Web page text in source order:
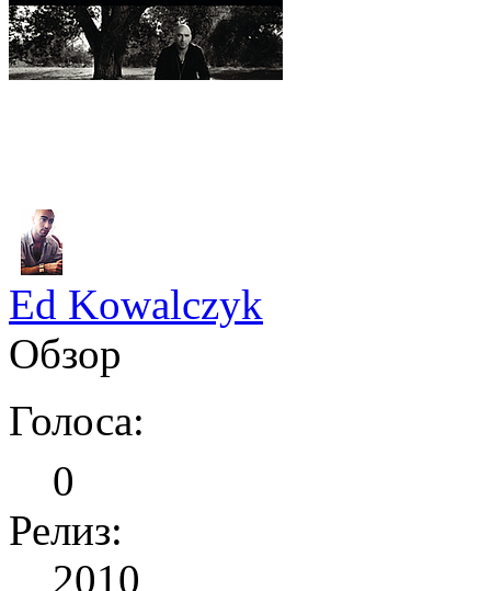
Ed Kowalczyk
Обзор
Голоса:
0
Релиз:
2010